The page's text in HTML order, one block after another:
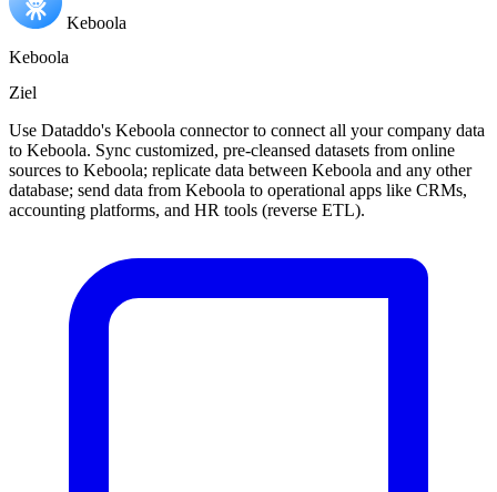
Keboola
Keboola
Ziel
Use Dataddo's Keboola connector to connect all your company data
to Keboola. Sync customized, pre-cleansed datasets from online
sources to Keboola; replicate data between Keboola and any other
database; send data from Keboola to operational apps like CRMs,
accounting platforms, and HR tools (reverse ETL).